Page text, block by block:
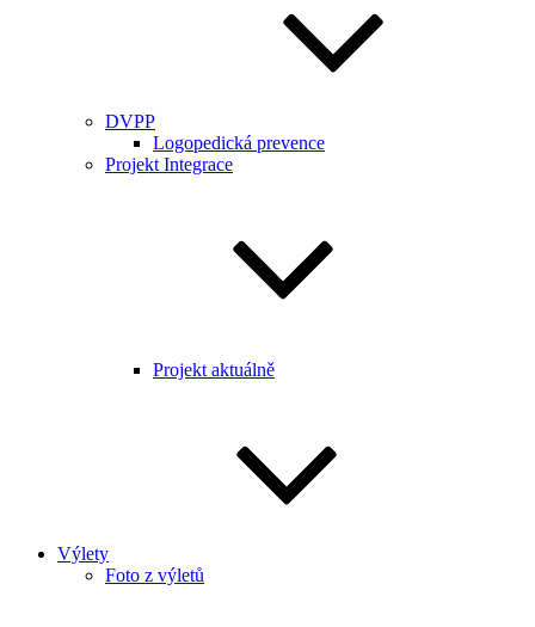
DVPP
Logopedická prevence
Projekt Integrace
Projekt aktuálně
Výlety
Foto z výletů